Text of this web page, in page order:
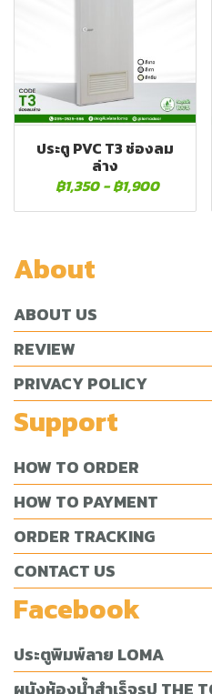
ประตู PVC T3 ช่องลม
ล่าง
฿1,350 -฿1,900
About
ABOUT US
REVIEW
PRIVACY POLICY
Support
HOW TO ORDER
HOW TO PAYMENT
ORDER TRACKING
CONTACT US
Facebook
ประตูพิมพ์ลาย LOMA
ผนังห้องน้ำสำเร็จรูป THE